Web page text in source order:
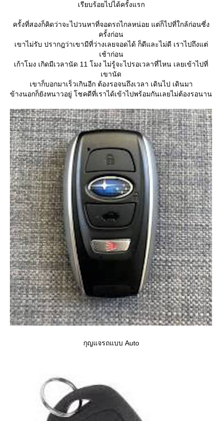
เรียบร้อยไปได้ครั้งแรก
ครั้งที่สองก็คิดว่าจะไปวนหาที่จอดรถไกลหน่อย แต่ก็ไปที่ใกล้ก่อนซี่ง
ครั้งก่อน
เขาไม่รับ ปรากฎว่าเขามีที่ว่างเลยจอดได้ ก็ดีและไม่ดี เราไปถึงแต่
เช้าก่อน
เก้าโมง เกิดมีเวลานัด 11 โมง ไม่รู้จะไปรอเวลาที่ไหน เลยเข้าไปที่
เขานัด
เขาก็บอกมาเร็วเกินอีก ต้องรอจนถึงเวลา เดินไป เดินมา
ข้างนอกก็ยังหนาวอยู่ โชคดีที่เราได้เข้าไปพร้อมกันเลยไม่ต้องรอนาน
กุญแจรถแบบ Auto